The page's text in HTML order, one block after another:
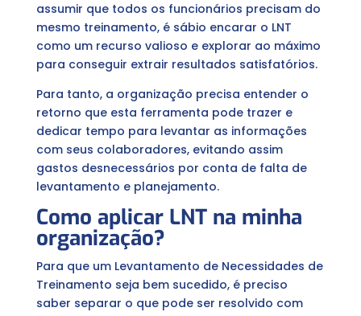
assumir que todos os funcionários precisam do
mesmo treinamento, é sábio encarar o LNT
como um recurso valioso e explorar ao máximo
para conseguir extrair resultados satisfatórios.
Para tanto, a organização precisa entender o
retorno que esta ferramenta pode trazer e
dedicar tempo para levantar as informações
com seus colaboradores, evitando assim
gastos desnecessários por conta de falta de
levantamento e planejamento.
Como aplicar LNT na minha
organização?
Para que um Levantamento de Necessidades de
Treinamento seja bem sucedido, é preciso
saber separar o que pode ser resolvido com